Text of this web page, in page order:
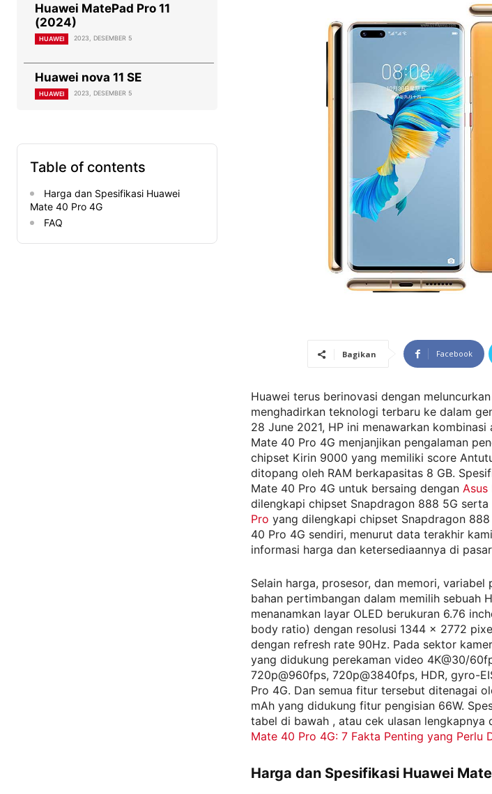
Huawei MatePad Pro 11
(2024)
HUAWEI 2023, DESEMBER 5
Huawei nova 11 SE
HUAWEI 2023, DESEMBER 5
Table of contents
Harga dan Spesifikasi Huawei
Mate 40 Pro 4G
FAQ
Bagikan Facebook
Huawei terus berinovasi dengan
menghadirkan teknologi terbaru ke dalam
28 June 2021, HP ini menawarkan
Mate 40 Pro 4G menjanjikan pengalaman
chipset Kirin 9000 yang memiliki score
ditopang oleh RAM berkapasitas 8 GB.
Mate 40 Pro 4G untuk bersaing dengan Asus
dilengkapi chipset Snapdragon 888 5G serta
Pro yang dilengkapi chipset Snapdragon
40 Pro 4G sendiri, menurut data terakhir
informasi harga dan ketersediaannya di
Selain harga, prosesor, dan memori,
bahan pertimbangan dalam memilih sebuah
menanamkan layar OLED berukuran 6.76
body ratio) dengan resolusi 1344 x 2772
dengan refresh rate 90Hz. Pada sektor
yang didukung perekaman video 4K@30/
720p@960fps, 720p@3840fps, HDR, gyro-
Pro 4G. Dan semua fitur tersebut ditenagai
mAh yang didukung fitur pengisian 66W.
tabel di bawah , atau cek ulasan lengkapnya
Mate 40 Pro 4G: 7 Fakta Penting yang Perlu
Harga dan Spesifikasi Huawei